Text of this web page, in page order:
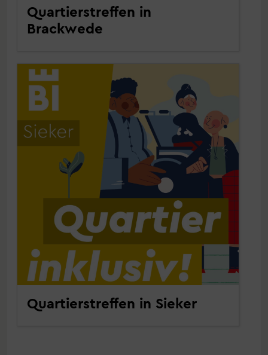
Quartierstreffen in
Brackwede
Quartierstreffen in Sieker